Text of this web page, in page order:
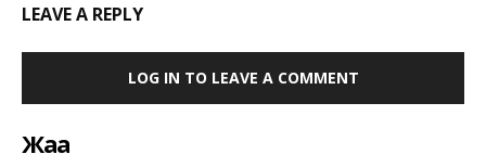
LEAVE A REPLY
LOG IN TO LEAVE A COMMENT
Жаңа